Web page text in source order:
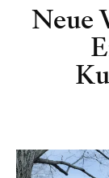
Neue